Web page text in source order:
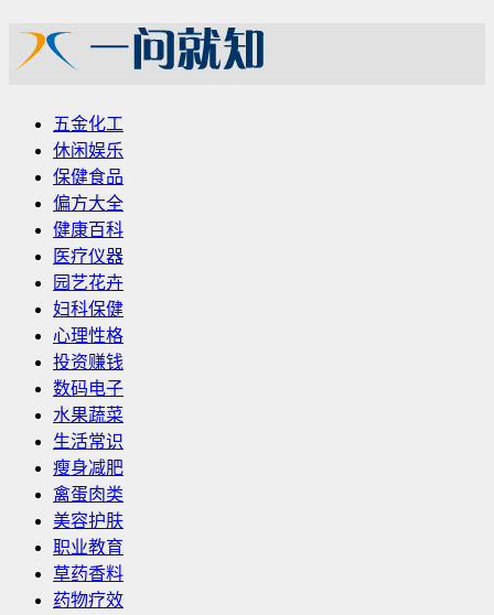
五金化工
休闲娱乐
保健食品
偏方大全
健康百科
医疗仪器
园艺花卉
妇科保健
心理性格
投资赚钱
数码电子
水果蔬菜
生活常识
瘦身减肥
禽蛋肉类
美容护肤
职业教育
草药香料
药物疗效